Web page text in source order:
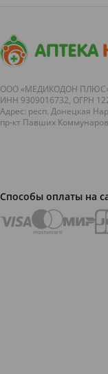
ООО «МЕДИКОДОН
ИНН 9309016732, ОГРН
Адрес: респ. Донецкая
пр-кт Павших
Способы оплаты на